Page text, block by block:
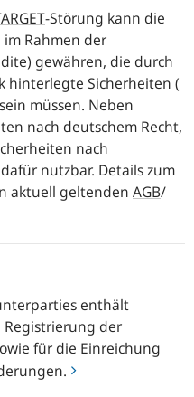
-Störung kann die
Rahmen der
gewähren, die durch
hinterlegte Sicherheiten (
müssen. Neben
nach deutschem Recht,
nach
dafür nutzbar. Details zum
aktuell geltenden AGB/
enthält
der
für die Einreichung